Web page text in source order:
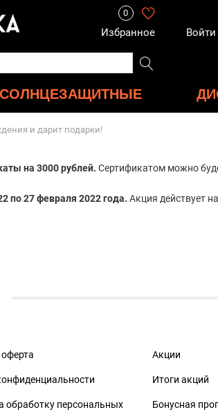
0
Избранное Войти
СОЛНЦЕЗАЩИТНЫЕ
и дарит подарки!
на 3000 рублей. Сертификатом можно
по 27 февраля 2022 года. Акция действует
обработку персональных
Акции
Итоги акций
Бонусная